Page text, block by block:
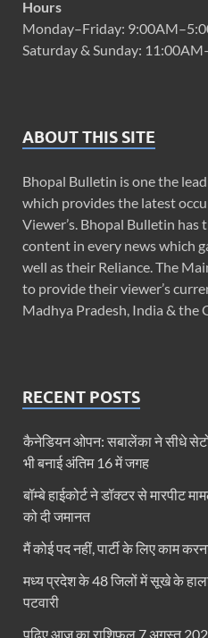
Hours
Monday–Friday:
Saturday & Sunday:
ABOUT THIS SITE
Bhopal Bulletin is one the
which provides the latest
Viewer’s. Bhopal Bulletin
content in every news which
well as their Reliance. The
to provide their viewer’s
Madhya Pradesh, India & the
RECENT POSTS
कैनेडियन ओपन: सबालेंका ने सीधे
भी बनाई अंतिम 16 में जगह
बॉम्बे हाईकोर्ट ने डॉक्टर से मारपीट
को दी जमानत
मैं कोई पद नहीं, पार्टी के लिए काम
मध्य प्रदेश के 48 जिलों में सूखे के
पटवारी
पढ़िए आज का राशिफल 7 अगस्त